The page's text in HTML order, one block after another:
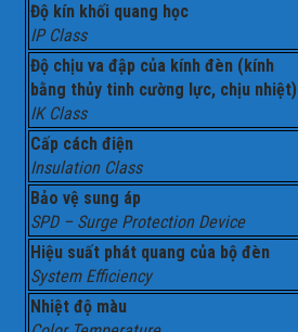
Độ kín khối quang học
IP Class
Độ chịu va đập của kính đèn (kính
bằng thủy tinh cường lực, chịu nhiệt)
IK Class
Cấp cách điện
Insulation Class
Bảo vệ sung áp
SPD – Surge Protection Device
Hiệu suất phát quang của bộ đèn
System Efficiency
Nhiệt độ màu